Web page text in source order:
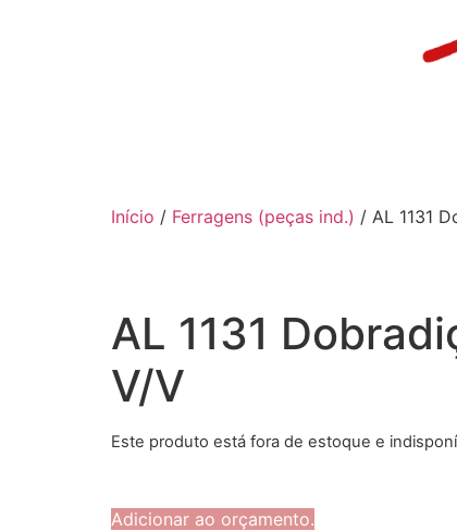
Início / Ferragens (peças ind.) / AL 1131
AL 1131
V/V
Este produto está fora de estoque e
Adicionar ao orçamento.